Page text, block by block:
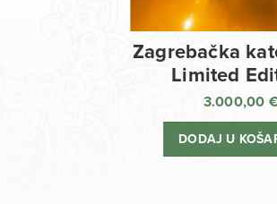
Zagrebačka
Limited
3.000,00
DODAJ U